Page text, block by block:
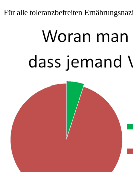
Für alle toleranzbefreiten